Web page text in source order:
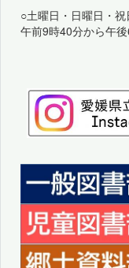
○土曜日・日曜日・祝
午前9時40分から午